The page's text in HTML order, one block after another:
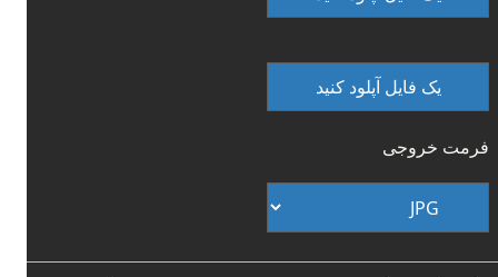
یک فایل آپلود کنید
فرمت خروجی